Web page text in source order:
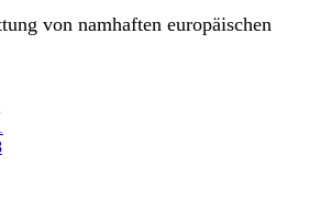
von namhaften europäischen